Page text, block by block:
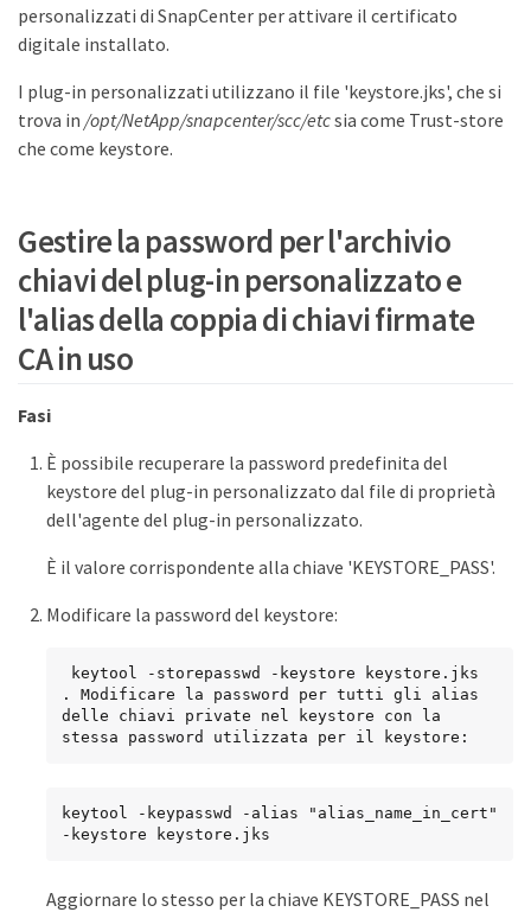
personalizzati di SnapCenter per attivare il certificato
digitale installato.
I plug-in personalizzati utilizzano il file 'keystore.jks', che si
trova in /opt/NetApp/snapcenter/scc/etcsia come Trust-store
che come keystore.
Gestire la password per l'archivio
chiavi del plug-in personalizzato e
l'alias della coppia di chiavi firmate
CA in uso
Fasi
È possibile recuperare la password predefinita del
keystore del plug-in personalizzato dal file di proprietà
dell'agente del plug-in personalizzato.
È il valore corrispondente alla chiave 'KEYSTORE_PASS'.
Modificare la password del keystore:
. Modificare la password per tutti gli alias
delle chiavi private nel keystore con la
stessa password utilizzata per il keystore:
keytool -keypasswd -alias "alias_name_in_cert"
-keystore keystore.jks
Aggiornare lo stesso per la chiave KEYSTORE_PASS nel